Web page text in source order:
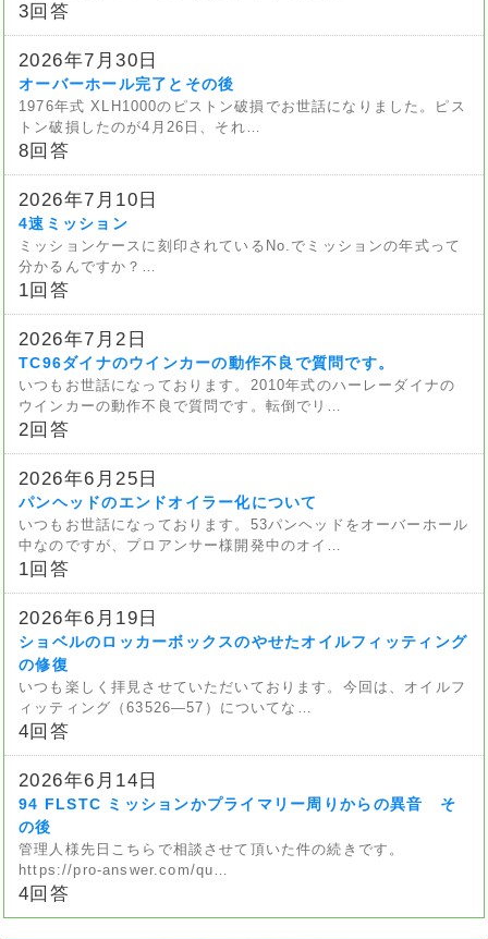
3回答
2026年7月30日
オーバーホール完了とその後
1976年式 XLH1000のピストン破損でお世話になりました。ピス
トン破損したのが4月26日、それ…
8回答
2026年7月10日
4速ミッション
ミッションケースに刻印されているNo.でミッションの年式って
分かるんですか？…
1回答
2026年7月2日
TC96ダイナのウインカーの動作不良で質問です。
いつもお世話になっております。2010年式のハーレーダイナの
ウインカーの動作不良で質問です。転倒でリ…
2回答
2026年6月25日
パンヘッドのエンドオイラー化について
いつもお世話になっております。53パンヘッドをオーバーホール
中なのですが、プロアンサー様開発中のオイ…
1回答
2026年6月19日
ショベルのロッカーボックスのやせたオイルフィッティング
の修復
いつも楽しく拝見させていただいております。今回は、オイルフ
ィッティング（63526—57）についてな…
4回答
2026年6月14日
94 FLSTC ミッションかプライマリー周りからの異音 そ
の後
管理人様先日こちらで相談させて頂いた件の続きです。
https://pro-answer.com/qu…
4回答